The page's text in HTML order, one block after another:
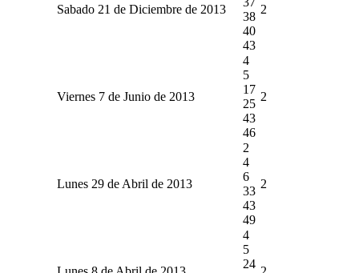
Sabado 21 de Diciembre de 2013
38
40
43
2
Viernes 7 de Junio de 2013
4
5
17
25
43
46
2
Lunes 29 de Abril de 2013
2
4
6
33
43
49
2
4
5
24